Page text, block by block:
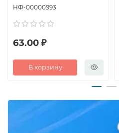
НФ-00000993
63.00 ₽
В корзину